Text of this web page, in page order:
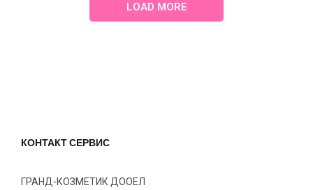
LOAD MORE
КОНТАКТ СЕРВИС
ГРАНД-КОЗМЕТИК ДООЕЛ